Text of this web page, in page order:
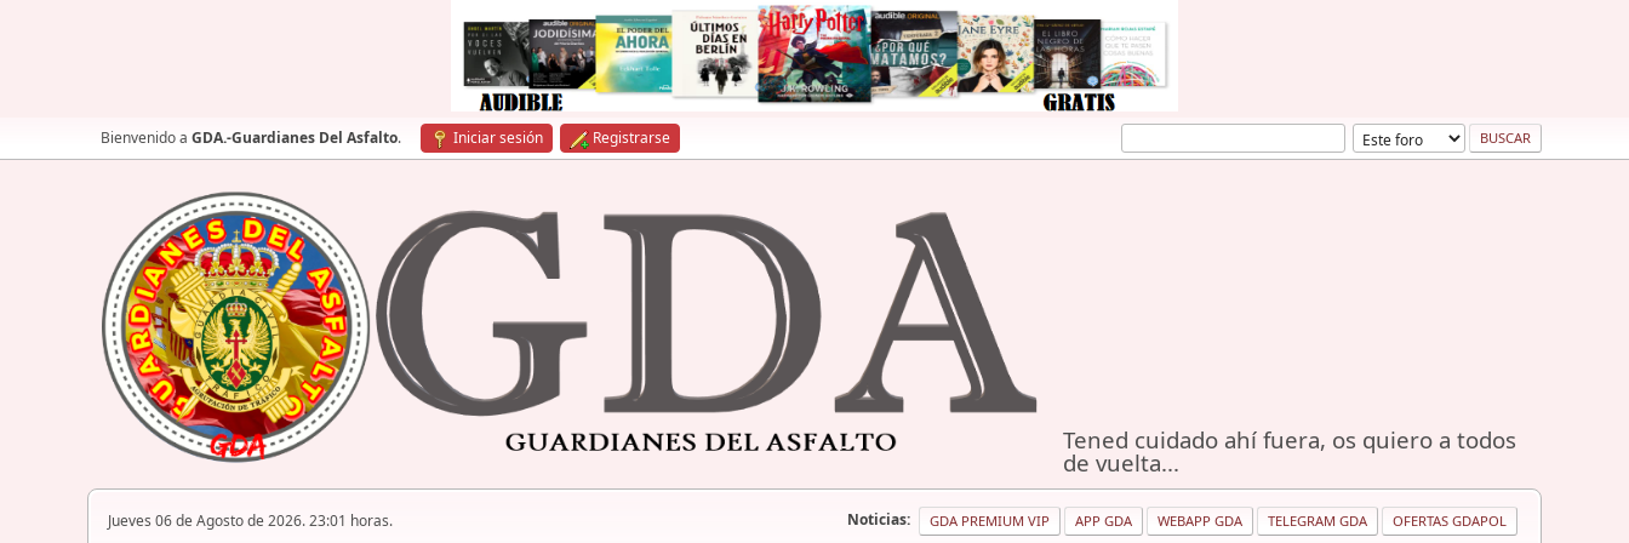
Bienvenido a GDA.-Guardianes Del Asfalto. Iniciar sesión Registrarse
Tened cuidado ahí fuera, os quiero a todos
de vuelta...
Jueves 06 de Agosto de 2026. 23:01 horas. Noticias: GDA PREMIUM VIP APP GDA WEBAPP GDA TELEGRAM GDA OFERTAS GDAPOL